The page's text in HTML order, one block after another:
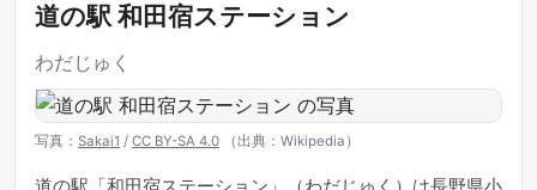
道の駅 和田宿ステーション
わだじゅく
写真： Sakai1 / CC BY-SA 4.0 （出典：Wikipedia）